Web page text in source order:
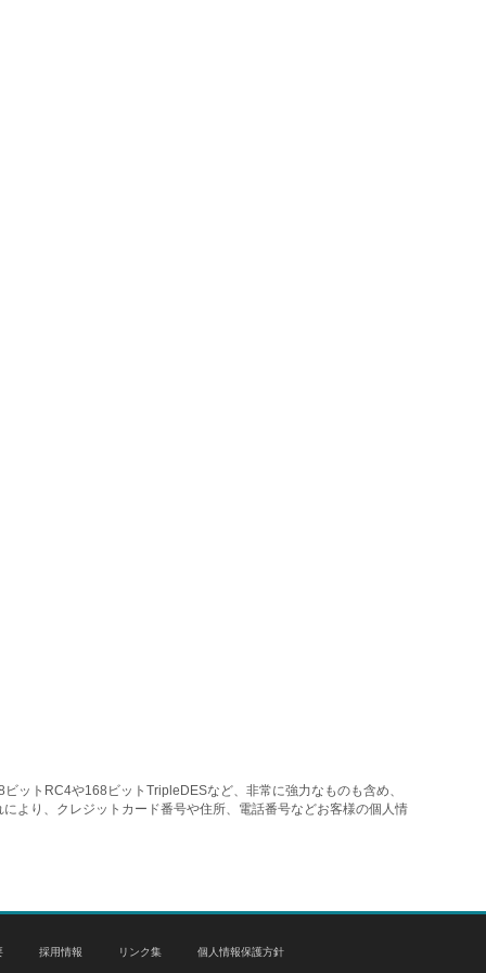
ットRC4や168ビットTripleDESなど、非常に強力なものも含め、
より、クレジットカード番号や住所、電話番号などお客様の個人情
採用情報 リンク集 個人情報保護方針